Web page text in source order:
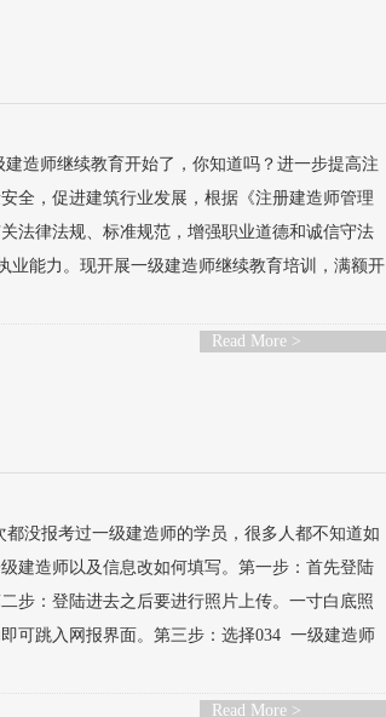
造师继续教育开始了，你知道吗？进一步提高注
全，促进建筑行业发展，根据《注册建造师管理
法律法规、标准规范，增强职业道德和诚信守法
业能力。现开展一级建造师继续教育培训，满额开
Read More >
没报考过一级建造师的学员，很多人都不知道如
建造师以及信息改如何填写。第一步：首先登陆
步：登陆进去之后要进行照片上传。一寸白底照
可跳入网报界面。第三步：选择034 一级建造师
Read More >